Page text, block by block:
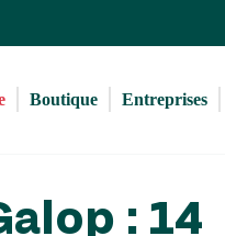
au
principal
Boutique Entreprises
: 14